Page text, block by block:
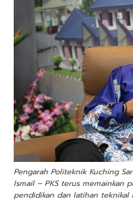
Pengarah Politeknik Kuching
Ismail – PKS terus memainkan
pendidikan dan latihan teknikal